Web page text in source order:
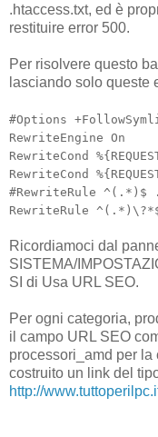
.htaccess.txt, ed è
restituire error 500.
Per risolvere questo
lasciando solo queste
#Options
RewriteEngine On
RewriteCond
RewriteCond
#RewriteRule ^(.*)$
RewriteRule ^(.*)\?*$
Ricordiamoci dal
SISTEMA/
SI di Usa URL SEO.
Per ogni categoria,
il campo URL SEO
processori_amd per la
costruito un link del
http://